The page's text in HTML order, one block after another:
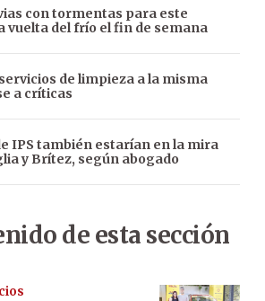
con tormentas para este
vuelta del frío el fin de semana
de limpieza a la misma
a críticas
IPS también estarían en la mira
y Brítez, según abogado
de esta sección